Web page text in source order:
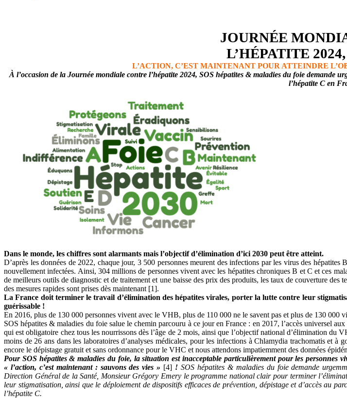
JOURNÉE
L’HÉPATITE
L’ACTION, C’EST MAINTENANT POUR ATTEINDRE
À l’occasion de la Journée mondiale contre l’hépatite 2024, SOS hépatites & maladies du foie demande
l’hépatite C en
Dans le monde, les chiffres sont alarmants mais l’objectif d’élimination d’ici 2030 peut être atteint.
D’après les données de 2022, chaque jour, 3 500 personnes meurent des infections par les virus des
nouvellement infectées. Ainsi, 304 millions de personnes vivent avec les hépatites chroniques B et C et ces
de meilleurs outils de diagnostic et de traitement et une baisse des prix des produits, les taux de couverture
des mesures rapides sont prises dès maintenant [1].
La France doit terminer le travail d’élimination des hépatites virales, porter la lutte contre leur
guérissable !
En 2016, plus de 130 000 personnes vivent avec le VHB, plus de 110 000 ne le savent pas et plus de 130 000
SOS hépatites & maladies du foie salue le chemin parcouru à ce jour en France : en 2017, l’accès universel
qui est obligatoire chez tous les nourrissons dès l’âge de 2 mois, ainsi que l’objectif national d’élimination du
moins de 26 ans dans les laboratoires d’analyses médicales, pour les infections à Chlamydia trachomatis
encore le dépistage gratuit et sans ordonnance pour le VHC et nous attendons impatiemment des données
Pour SOS hépatites & maladies du foie, la situation est inacceptable particulièrement pour les personnes
« l’action, c’est maintenant : sauvons des vies » [4] ! SOS hépatites & maladies du foie demande
Direction Général de la Santé, Monsieur Grégory Emery le programme national clair pour terminer
leur stigmatisation, ainsi que le déploiement de dispositifs efficaces de prévention, dépistage et d’accès au
l’hépatite C.